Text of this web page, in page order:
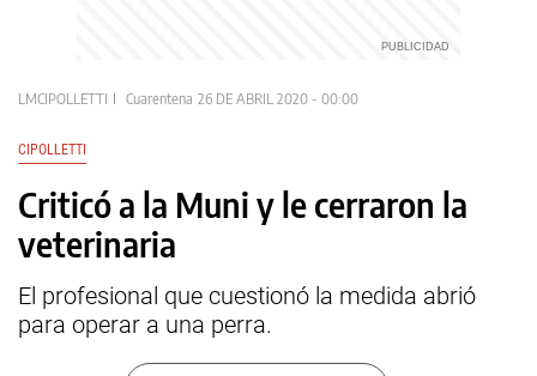
LMCIPOLLETTI Cuarentena 26 DE ABRIL 2020 - 00:00
CIPOLLETTI
Criticó a la Muni y le cerraron la
veterinaria
El profesional que cuestionó la medida abrió
para operar a una perra.